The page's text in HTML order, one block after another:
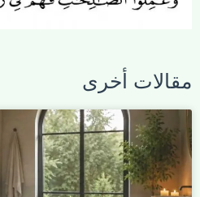
مقالات أخرى